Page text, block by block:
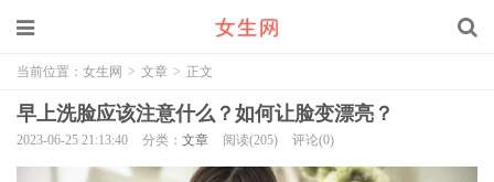
当前位置： 女生网 > 文章 > 正文
早上洗脸应该注意什么？如何让脸变漂亮？
2023-06-25 21:13:40 分类： 文章 阅读(205) 评论(0)